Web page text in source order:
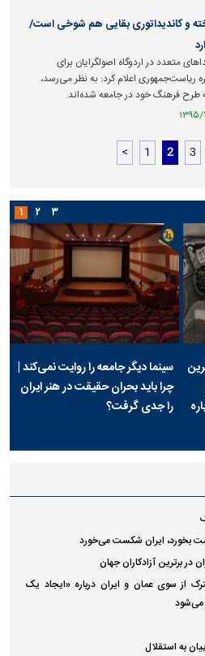
و کاندیداتوری بقایی هم شوخی است/
متعدد در اردوگاه اصولگرایان برای
ریاست‌جمهوری اعلام کرد: به نظر می‌رسد،
طرح فرهنگ خود در جامعه شده‌اند.
< 1 2 3
سینما دیگر جامعه را روایت نمی‌کند |
چرا باید بحران حقیقت در هنر ایران
را جدی گرفت؟
۱ ۲ ۳
بخورد، ایران شکست می‌خورد
در برترین آزادکاران جهان
از سوی عمان و ایران درباره «ایجاد یک
می‌شود